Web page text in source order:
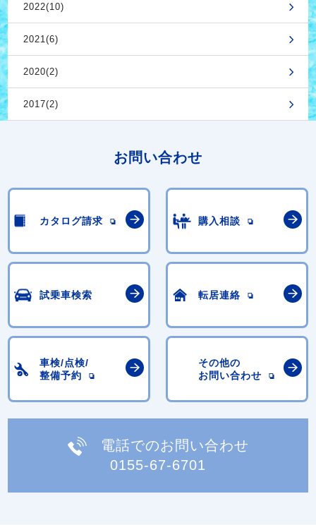
2022(10)
2021(6)
2020(2)
2017(2)
お問い合わせ
カタログ請求 購入相談
試乗車検索 転居連絡
車検/点検/
整備予約
その他の
お問い合わせ
電話でのお問い合わせ
0155-67-6701